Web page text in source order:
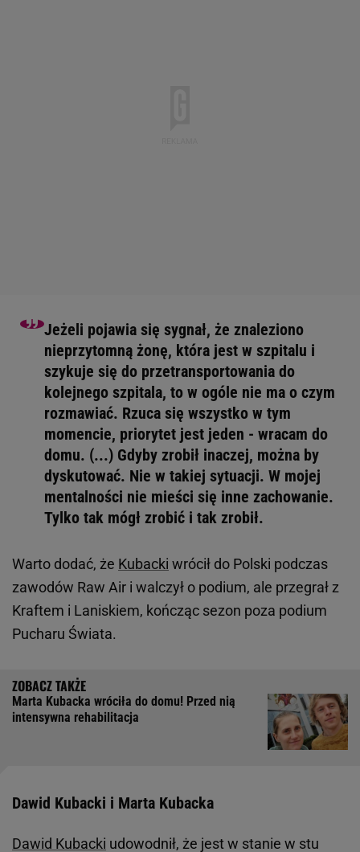
Jeżeli pojawia się sygnał, że znaleziono
nieprzytomną żonę, która jest w szpitalu i
szykuje się do przetransportowania do
kolejnego szpitala, to w ogóle nie ma o czym
rozmawiać. Rzuca się wszystko w tym
momencie, priorytet jest jeden - wracam do
domu. (...) Gdyby zrobił inaczej, można by
dyskutować. Nie w takiej sytuacji. W mojej
mentalności nie mieści się inne zachowanie.
Tylko tak mógł zrobić i tak zrobił.
Warto dodać, że Kubacki wrócił do Polski podczas
zawodów Raw Air i walczył o podium, ale przegrał z
Kraftem i Laniskiem, kończąc sezon poza podium
Pucharu Świata.
Marta Kubacka wróciła do domu! Przed nią
intensywna rehabilitacja
Dawid Kubacki i Marta Kubacka
Dawid Kubacki udowodnił, że jest w stanie w stu